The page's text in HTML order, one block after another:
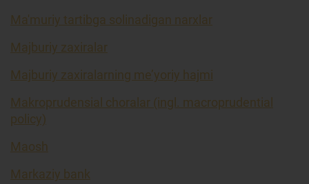
Ma'muriy tartibga solinadigan narxlar
Majburiy zaxiralar
Majburiy zaxiralarning me’yoriy hajmi
Makroprudensial choralar (ingl. macroprudential
policy)
Maosh
Markaziy bank